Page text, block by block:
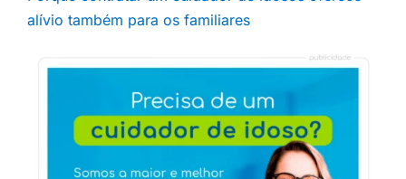
alívio também para os familiares